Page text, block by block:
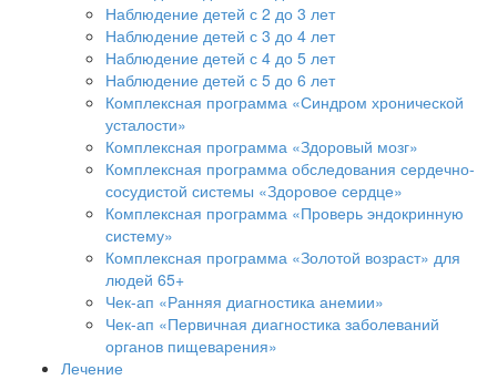
Наблюдение детей с 2 до 3 лет
Наблюдение детей с 3 до 4 лет
Наблюдение детей с 4 до 5 лет
Наблюдение детей с 5 до 6 лет
Комплексная программа «Синдром хронической
усталости»
Комплексная программа «Здоровый мозг»
Комплексная программа обследования сердечно-
сосудистой системы «Здоровое сердце»
Комплексная программа «Проверь эндокринную
систему»
Комплексная программа «Золотой возраст» для
людей 65+
Чек-ап «Ранняя диагностика анемии»
Чек-ап «Первичная диагностика заболеваний
органов пищеварения»
Лечение